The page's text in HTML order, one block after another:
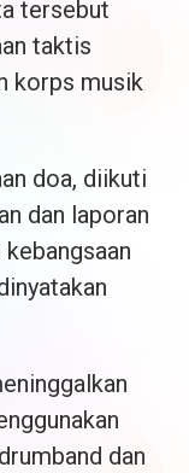
tersebut
taktis
korps musik
doa, diikuti
dan laporan
dan